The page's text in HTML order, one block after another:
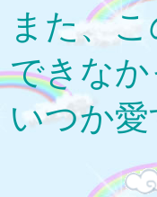
また、
できな
いつか